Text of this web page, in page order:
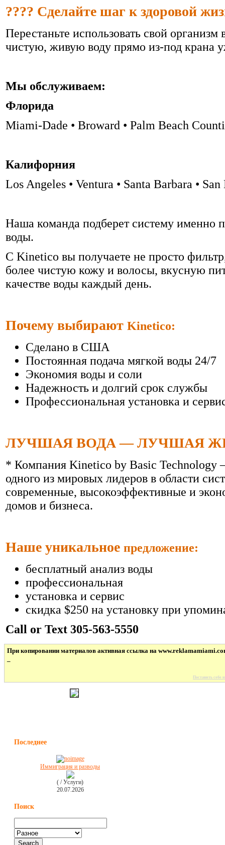
???? Сделайте шаг к здоровой
Перестаньте использовать свой
чистую, живую воду прямо из-под крана
Мы обслуживаем:
Флорида
Miami-Dade • Broward • Palm Beach
Калифорния
Los Angeles • Ventura • Santa Barbara •
Наша команда подберет систему именно
воды.
С Kinetico вы получаете не просто
более чистую кожу и волосы, вкусную
качестве воды каждый день.
Почему выбирают Kinetico:
Сделано в США
Постоянная подача мягкой воды 24/7
Экономия воды и соли
Надежность и долгий срок службы
Профессиональная установка и
ЛУЧШАЯ ВОДА — ЛУЧШАЯ
* Компания Kinetico by Basic
одного из мировых лидеров в области
современные, высокоэффективные и
домов и бизнеса.
Наше уникальное предложение:
бесплатный анализ воды
профессиональная
установка и сервис
скидка $250 на установку при
Call or Text 305-563-5550
При копировании материалов активная ссылка на
Поставить себе
Последнее
Иммиграция и разводы
( / Услуги)
20.07.2026
Поиск